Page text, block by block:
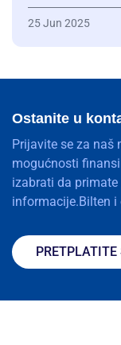
25 Jun 2025
Ostanite u
Prijavite se za naš
mogućnosti
izabrati da
informacije.Bilten i
PRETPLATITE